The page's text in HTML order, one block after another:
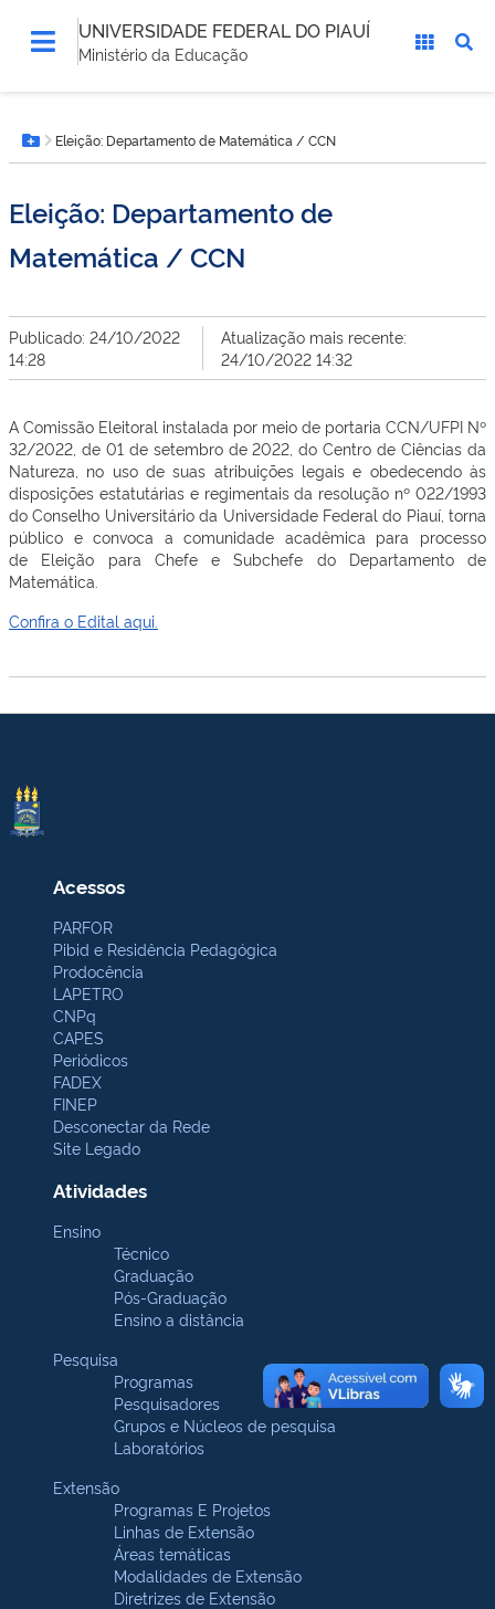
UNIVERSIDADE FEDERAL DO PIAUÍ
Ministério da Educação
está
aqui:Botão Menu
Eleição: Departamento de Matemática / CCN
Eleição: Departamento de
Matemática / CCN
Publicado: 24/10/2022
14:28
Atualização mais recente:
24/10/2022 14:32
A Comissão Eleitoral instalada por meio de portaria CCN/UFPI Nº
32/2022, de 01 de setembro de 2022, do Centro de Ciências da
Natureza, no uso de suas atribuições legais e obedecendo às
disposições estatutárias e regimentais da resolução nº 022/1993
do Conselho Universitário da Universidade Federal do Piauí, torna
público e convoca a comunidade acadêmica para processo
de Eleição para Chefe e Subchefe do Departamento de
Matemática.
Confira o Edital aqui.
Acessos
PARFOR
Pibid e Residência Pedagógica
Prodocência
LAPETRO
CNPq
CAPES
Periódicos
FADEX
FINEP
Desconectar da Rede
Site Legado
Atividades
Ensino
Técnico
Graduação
Pós-Graduação
Ensino a distância
Pesquisa
Programas
Pesquisadores
Grupos e Núcleos de pesquisa
Laboratórios
Extensão
Programas E Projetos
Linhas de Extensão
Áreas temáticas
Modalidades de Extensão
Diretrizes de Extensão